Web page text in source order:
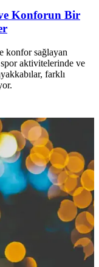
Konforun Bir
konfor sağlayan
aktivitelerinde ve
farklı